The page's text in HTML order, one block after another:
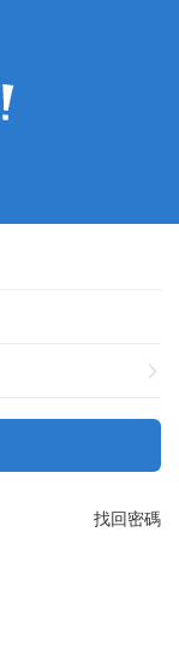
找回密碼